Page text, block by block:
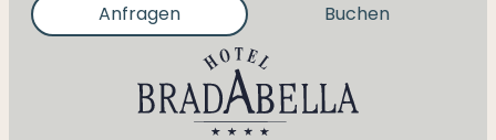
Anfragen Buchen